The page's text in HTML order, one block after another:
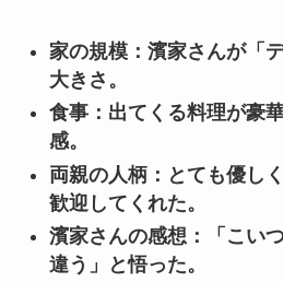
家の規模：濱家さんが「
大きさ。
食事：出てくる料理が豪
感。
両親の人柄：とても優し
歓迎してくれた。
濱家さんの感想：「こい
違う」と悟った。